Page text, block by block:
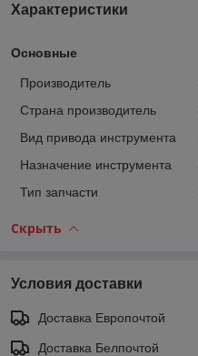
Характеристики
Основные
Производитель
Страна производитель
Вид привода инструмента
Назначение инструмента
Тип запчасти
Скрыть
Условия доставки
Доставка Европочтой
Доставка Белпочтой